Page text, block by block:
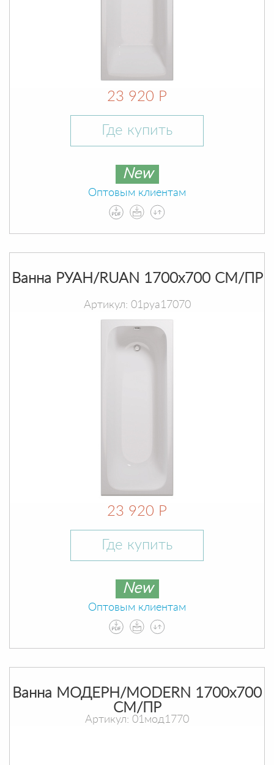
23 920 Р
Где купить
New
Оптовым клиентам
Ванна РУАН/RUAN 1700х700 СМ/ПР
Артикул: 01руа17070
23 920 Р
Где купить
New
Оптовым клиентам
Ванна МОДЕРН/MODERN 1700х700
СМ/ПР
Артикул: 01мод1770